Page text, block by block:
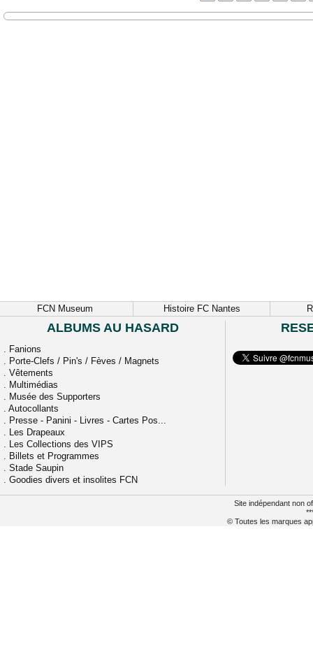
FCN Museum Histoire FC Nantes
ALBUMS AU HASARD
. Fanions
. Porte-Clefs / Pin's / Fèves / Magnets
. Vêtements
. Multimédias
. Musée des Supporters
. Autocollants
. Presse - Panini - Livres - Cartes Pos...
. Les Drapeaux
. Les Collections des VIPS
. Billets et Programmes
. Stade Saupin
. Goodies divers et insolites FCN
Site indépendant non
© Toutes les marques